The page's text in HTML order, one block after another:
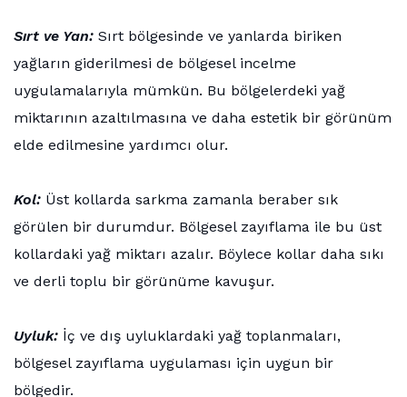
Sırt ve Yan: Sırt bölgesinde ve yanlarda biriken
yağların giderilmesi de bölgesel incelme
uygulamalarıyla mümkün. Bu bölgelerdeki yağ
miktarının azaltılmasına ve daha estetik bir görünüm
elde edilmesine yardımcı olur.
Kol: Üst kollarda sarkma zamanla beraber sık
görülen bir durumdur. Bölgesel zayıflama ile bu üst
kollardaki yağ miktarı azalır. Böylece kollar daha sıkı
ve derli toplu bir görünüme kavuşur.
Uyluk: İç ve dış uyluklardaki yağ toplanmaları,
bölgesel zayıflama uygulaması için uygun bir
bölgedir.